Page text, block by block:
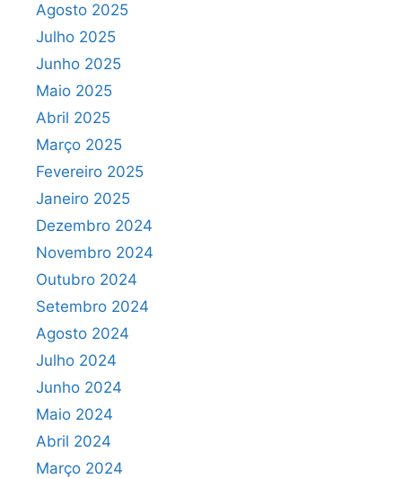
Agosto 2025
Julho 2025
Junho 2025
Maio 2025
Abril 2025
Março 2025
Fevereiro 2025
Janeiro 2025
Dezembro 2024
Novembro 2024
Outubro 2024
Setembro 2024
Agosto 2024
Julho 2024
Junho 2024
Maio 2024
Abril 2024
Março 2024